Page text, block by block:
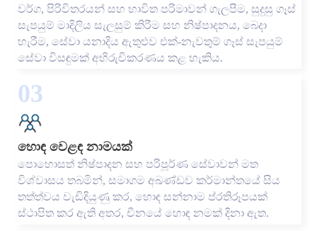
වර්ග, පිරිවිතරයන් සහ භාවිත පරිමාවන් ගැලපීම, සුදුසු ගෑස්
සැපයුම් මාදිලිය සැලසුම් කිරීම සහ නිෂ්පාදනය, බෙදා
හැරීම, සේවා යනාදිය ඇතුළුව එක්-නැවතුම් ගෑස් සැපයුම්
සේවා විසඳුමක් අභිරුචිකරණය කළ හැකිය.
03
හොඳ වෙළඳ නාමයක්
පොහොසත් නිෂ්පාදන සහ පරිපූර්ණ සේවාවන් මත
විශ්වාසය තබමින්, සමාගම අඛණ්ඩව කර්මාන්තයේ සිය
තත්ත්වය වැඩිදියුණු කර, හොඳ සන්නාම ප්රතිරූපයක්
ස්ථාපිත කර ඇති අතර, චීනයේ හොඳ නමක් දිනා ඇත.